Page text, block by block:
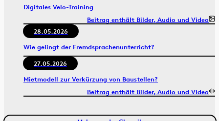
Digitales Velo-Training
Beitrag enthält Bilder, Audio und Video
28.05.2026
Wie gelingt der Fremdsprachenunterricht?
27.05.2026
Mietmodell zur Verkürzung von Baustellen?
Beitrag enthält Bilder, Audio und Video